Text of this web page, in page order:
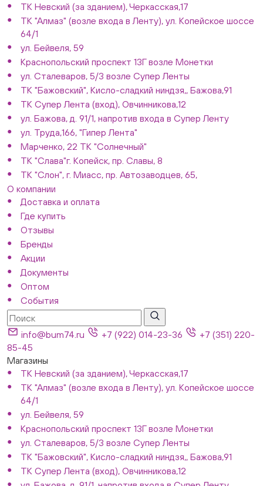
ТК Невский (за зданием), Черкасская,17
ТК "Алмаз" (возле входа в Ленту), ул. Копейское шоссе
64/1
ул. Бейвеля, 59
Краснопольский проспект 13Г возле Монетки
ул. Сталеваров, 5/3 возле Супер Ленты
ТК "Бажовский", Кисло-сладкий ниндзя,, Бажова,91
ТК Супер Лента (вход), Овчинникова,12
ул. Бажова, д. 91/1, напротив входа в Супер Ленту
ул. Труда,166, "Гипер Лента"
Марченко, 22 ТК "Солнечный"
ТК "Слава"г. Копейск, пр. Славы, 8
ТК "Слон", г. Миасс, пр. Автозаводцев, 65,
О компании
Доставка и оплата
Где купить
Отзывы
Бренды
Акции
Документы
Оптом
События
info@bum74.ru +7 (922) 014-23-36
+7 (351) 220-
85-45
Магазины
ТК Невский (за зданием), Черкасская,17
ТК "Алмаз" (возле входа в Ленту), ул. Копейское шоссе
64/1
ул. Бейвеля, 59
Краснопольский проспект 13Г возле Монетки
ул. Сталеваров, 5/3 возле Супер Ленты
ТК "Бажовский", Кисло-сладкий ниндзя,, Бажова,91
ТК Супер Лента (вход), Овчинникова,12